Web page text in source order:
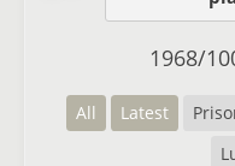
All Latest
1968/